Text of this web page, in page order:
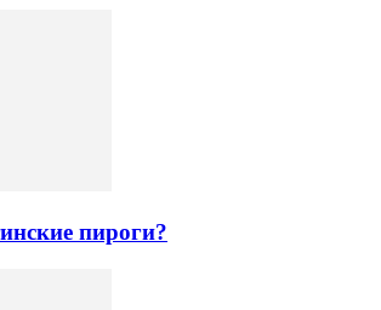
пироги?